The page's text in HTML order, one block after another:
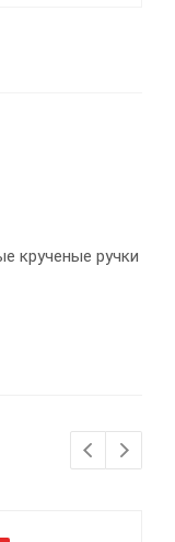
крученые ручки